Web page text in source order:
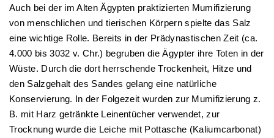
Auch bei der im Alten Ägypten praktizierten Mumifizierung
von menschlichen und tierischen Körpern spielte das Salz
eine wichtige Rolle. Bereits in der Prädynastischen Zeit (ca.
4.000 bis 3032 v. Chr.) begruben die Ägypter ihre Toten in der
Wüste. Durch die dort herrschende Trockenheit, Hitze und
den Salzgehalt des Sandes gelang eine natürliche
Konservierung. In der Folgezeit wurden zur Mumifizierung z.
B. mit Harz getränkte Leinentücher verwendet, zur
Trocknung wurde die Leiche mit Pottasche (Kaliumcarbonat)